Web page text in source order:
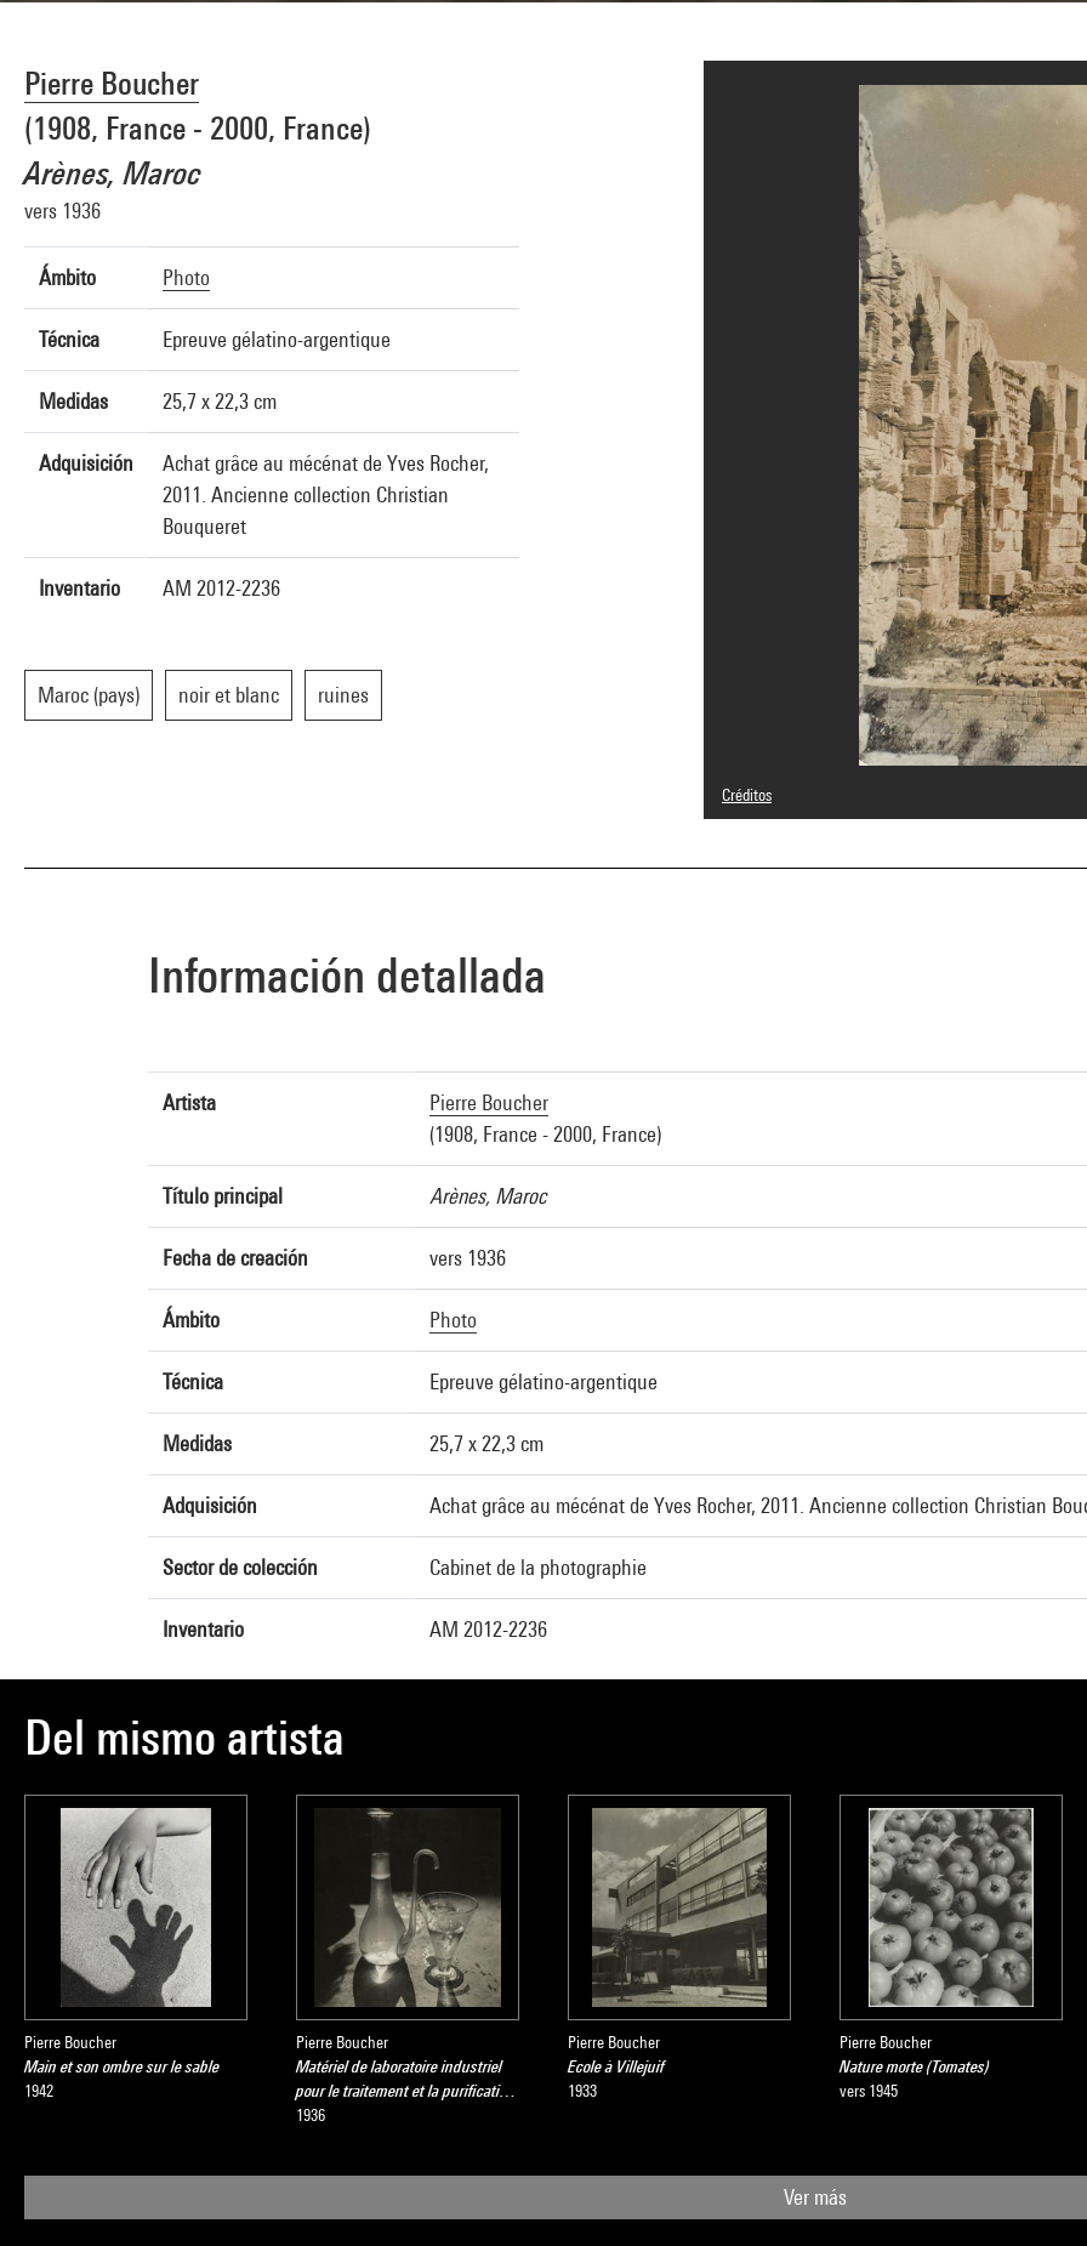
Pierre Boucher
(1908, France - 2000, France)
Arènes, Maroc
vers 1936
Ámbito Photo
Técnica Epreuve gélatino-argentique
Medidas 25,7 x 22,3 cm
Adquisición
Achat grâce au mécénat de Yves Rocher,
2011. Ancienne collection Christian
Bouqueret
Inventario AM 2012-2236
Maroc (pays) noir et blanc ruines
Créditos
© Fonds Pierre Boucher
Referencia de la imagen : 4N69038
Información detallada
Artista
Pierre Boucher
(1908, France - 2000, France)
Título principal Arènes, Maroc
Fecha de creación vers 1936
Ámbito Photo
Técnica Epreuve gélatino-argentique
Medidas 25,7 x 22,3 cm
Adquisición Achat grâce au mécénat de Yves Rocher, 2011. Ancienne collection Christian
Sector de colección Cabinet de la photographie
Inventario AM 2012-2236
Del mismo artista
Pierre Boucher
Main et son ombre sur le sable
1942
Pierre Boucher
Matériel de laboratoire industriel
pour le traitement et la purificati…
1936
Pierre Boucher
Ecole à Villejuif
1933
Pierre Boucher
Nature morte (Tomates)
vers 1945
Ver más